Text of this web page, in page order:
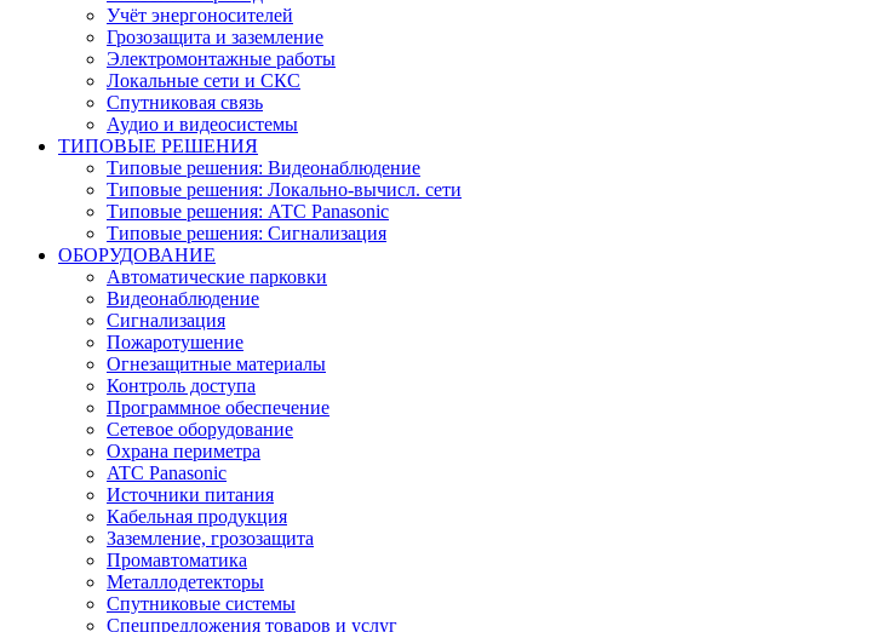
Учёт энергоносителей
Грозозащита и заземление
Электромонтажные работы
Локальные сети и СКС
Спутниковая связь
Аудио и видеосистемы
ТИПОВЫЕ РЕШЕНИЯ
Типовые решения: Видеонаблюдение
Типовые решения: Локально-вычисл. сети
Типовые решения: АТС Panasonic
Типовые решения: Сигнализация
ОБОРУДОВАНИЕ
Автоматические парковки
Видеонаблюдение
Сигнализация
Пожаротушение
Огнезащитные материалы
Контроль доступа
Программное обеспечение
Сетевое оборудование
Охрана периметра
ATC Panasonic
Источники питания
Кабельная продукция
Заземление, грозозащита
Промавтоматика
Металлодетекторы
Спутниковые системы
Спецпредложения товаров и услуг